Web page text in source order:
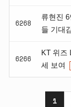
6268
류현진
들 기대
6266
KT 위즈
세 보여
1